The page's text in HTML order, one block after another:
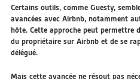
Certains outils, comme Guesty,
avancées avec Airbnb, notamment
hôte. Cette approche peut permettre
du propriétaire sur Airbnb et de se
délégué.
Mais cette avancée ne résout pas